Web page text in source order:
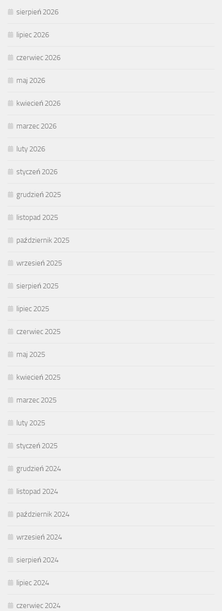
sierpień 2026
lipiec 2026
czerwiec 2026
maj 2026
kwiecień 2026
marzec 2026
luty 2026
styczeń 2026
grudzień 2025
listopad 2025
październik 2025
wrzesień 2025
sierpień 2025
lipiec 2025
czerwiec 2025
maj 2025
kwiecień 2025
marzec 2025
luty 2025
styczeń 2025
grudzień 2024
listopad 2024
październik 2024
wrzesień 2024
sierpień 2024
lipiec 2024
czerwiec 2024